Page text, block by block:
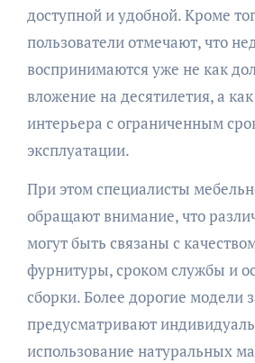
доступной и удобной. Кроме
пользователи отмечают, что
воспринимаются уже не как
вложение на десятилетия, а
интерьера с ограниченным
эксплуатации.
При этом специалисты
обращают внимание, что
могут быть связаны с
фурнитуры, сроком службы и
сборки. Более дорогие модели
предусматривают
использование натуральных